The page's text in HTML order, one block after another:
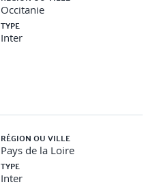
Boîte à outils : quiz,
moments d’échanges,
vidéo… Les activités
indicatif et peuvent être
en fonction de la modalité
Occitanie
TYPE
Inter
RÉGION OU VILLE
Pays de la Loire
TYPE
Inter